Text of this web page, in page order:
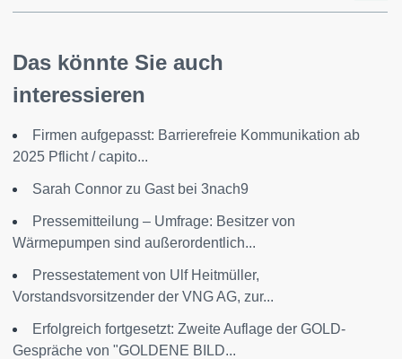
Das könnte Sie auch
interessieren
Firmen aufgepasst: Barrierefreie Kommunikation ab
2025 Pflicht / capito...
Sarah Connor zu Gast bei 3nach9
Pressemitteilung – Umfrage: Besitzer von
Wärmepumpen sind außerordentlich...
Pressestatement von Ulf Heitmüller,
Vorstandsvorsitzender der VNG AG, zur...
Erfolgreich fortgesetzt: Zweite Auflage der GOLD-
Gespräche von "GOLDENE BILD...